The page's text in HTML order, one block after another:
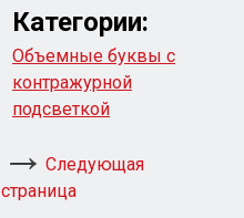
Категории:
Объемные буквы с
контражурной
подсветкой
Следующая
страница